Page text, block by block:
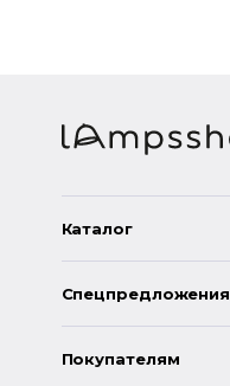
Каталог
Спецпредложения
Покупателям